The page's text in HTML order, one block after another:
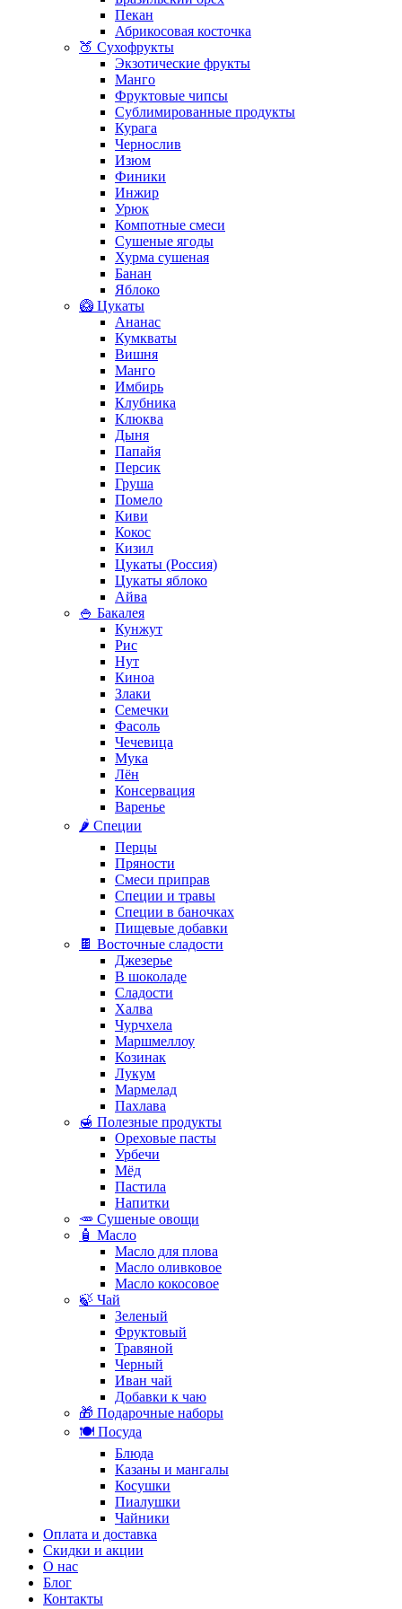
Пекан
Абрикосовая косточка
🍑 Сухофрукты
Экзотические фрукты
Манго
Фруктовые чипсы
Сублимированные продукты
Курага
Чернослив
Изюм
Финики
Инжир
Урюк
Компотные смеси
Сушеные ягоды
Хурма сушеная
Банан
Яблоко
🥝 Цукаты
Ананас
Кумкваты
Вишня
Манго
Имбирь
Клубника
Клюква
Дыня
Папайя
Персик
Груша
Помело
Киви
Кокос
Кизил
Цукаты (Россия)
Цукаты яблоко
Айва
🍚 Бакалея
Кунжут
Рис
Нут
Киноа
Злаки
Семечки
Фасоль
Чечевица
Мука
Лён
Консервация
Варенье
🌶️ Специи
Перцы
Пряности
Смеси приправ
Специи и травы
Специи в баночках
Пищевые добавки
🍫 Восточные сладости
Джезерье
В шоколаде
Сладости
Халва
Чурчхела
Маршмеллоу
Козинак
Лукум
Мармелад
Пахлава
🍯 Полезные продукты
Ореховые пасты
Урбечи
Мёд
Пастила
Напитки
🥕 Сушеные овощи
🧴 Масло
Масло для плова
Масло оливковое
Масло кокосовое
🍃 Чай
Зеленый
Фруктовый
Травяной
Черный
Иван чай
Добавки к чаю
🎁 Подарочные наборы
🍽️ Посуда
Блюда
Казаны и мангалы
Косушки
Пиалушки
Чайники
Оплата и доставка
Скидки и акции
О нас
Блог
Контакты